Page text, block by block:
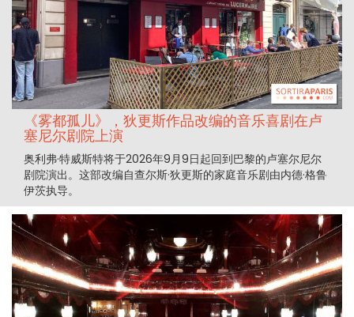
《雾都孤儿》，狄更斯作品改编的音乐喜剧在卢
塞尼尔剧院上演
奥利弗·特威斯特将于2026年9月9日起回到巴黎的卢塞尔尼尔
剧院演出。这部改编自查尔斯·狄更斯的家庭音乐剧由内德·格鲁
伊茨执导。